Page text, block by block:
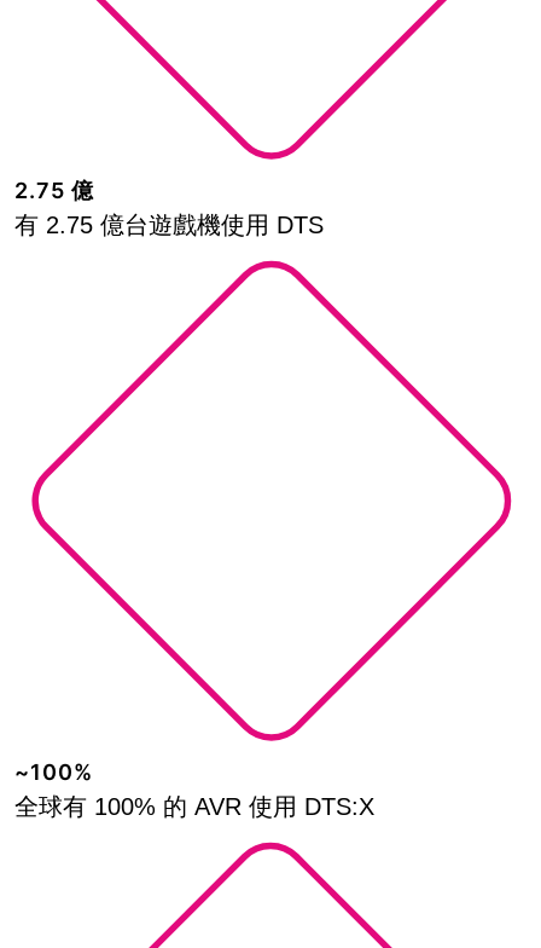
2.75 億
有 2.75 億台遊戲機使用 DTS
~100%
全球有 100% 的 AVR 使用 DTS:X